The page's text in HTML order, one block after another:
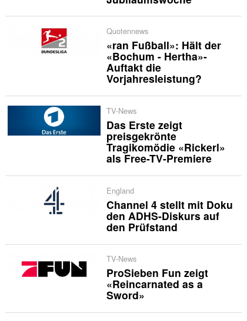
Quotennews
«ran Fußball»: Hält der
«Bochum - Hertha»-
Auftakt die
Vorjahresleistung?
TV-News
Das Erste zeigt
preisgekrönte
Tragikomödie «Rickerl»
als Free-TV-Premiere
England
Channel 4 stellt mit Doku
den ADHS-Diskurs auf
den Prüfstand
TV-News
ProSieben Fun zeigt
«Reincarnated as a
Sword»